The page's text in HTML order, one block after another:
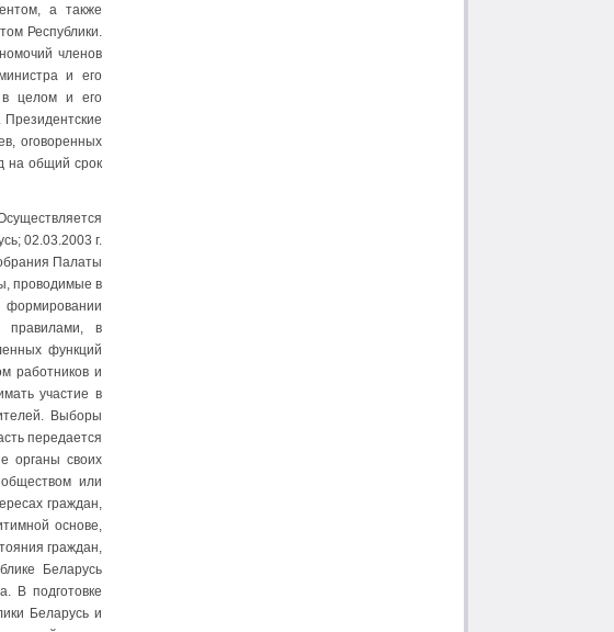
а также
Республики.
членов
и его
в целом и его
Президентские
оговоренных
на общий срок
02.03.2003 г.
Палаты
проводимые в
правилами, в
функций
работников и
участие в
Выборы
передается
органы своих
или
граждан,
основе,
граждан,
Беларусь
В подготовке
Беларусь и